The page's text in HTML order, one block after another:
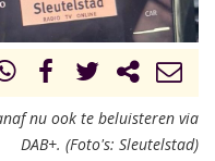
nu ook te beluisteren via
DAB+. (Foto's: Sleutelstad)